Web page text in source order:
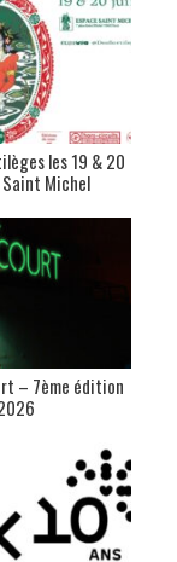
les 19 & 20
Michel
– 7ème édition